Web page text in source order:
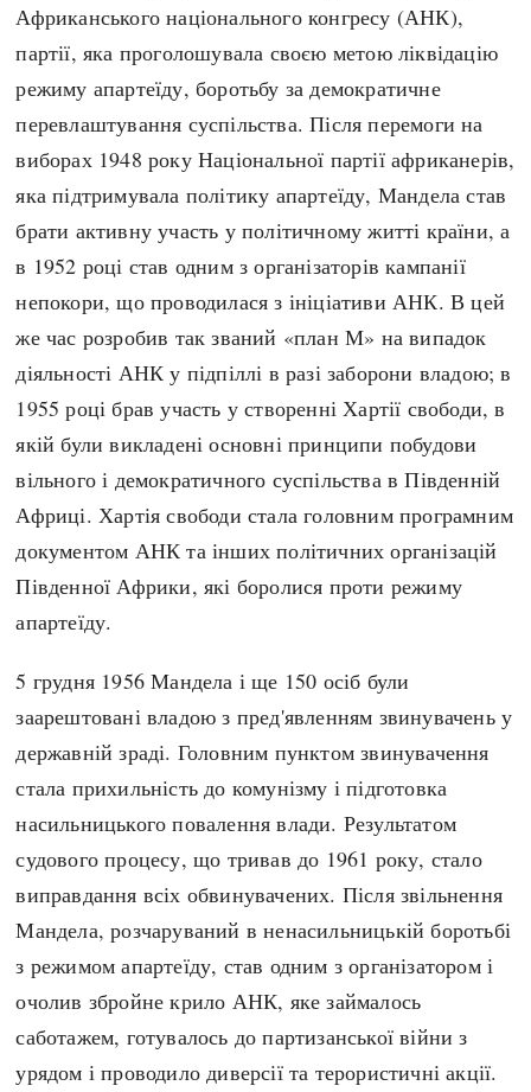
Африканського національного конгресу (АНК),
партії, яка проголошувала своєю метою ліквідацію
режиму апартеїду, боротьбу за демократичне
перевлаштування суспільства. Після перемоги на
виборах 1948 року Національної партії африканерів,
яка підтримувала політику апартеїду, Мандела став
брати активну участь у політичному житті країни, а
в 1952 році став одним з організаторів кампанії
непокори, що проводилася з ініціативи АНК. В цей
же час розробив так званий «план М» на випадок
діяльності АНК у підпіллі в разі заборони владою; в
1955 році брав участь у створенні Хартії свободи, в
якій були викладені основні принципи побудови
вільного і демократичного суспільства в Південній
Африці. Хартія свободи стала головним програмним
документом АНК та інших політичних організацій
Південної Африки, які боролися проти режиму
апартеїду.
5 грудня 1956 Мандела і ще 150 осіб були
заарештовані владою з пред'явленням звинувачень у
державній зраді. Головним пунктом звинувачення
стала прихильність до комунізму і підготовка
насильницького повалення влади. Результатом
судового процесу, що тривав до 1961 року, стало
виправдання всіх обвинувачених. Після звільнення
Мандела, розчаруваний в ненасильницькій боротьбі
з режимом апартеїду, став одним з організатором і
очолив збройне крило АНК, яке займалось
саботажем, готувалось до партизанської війни з
урядом і проводило диверсії та терористичні акції.